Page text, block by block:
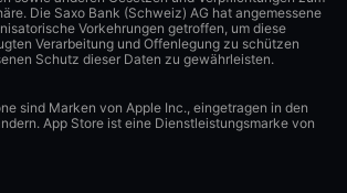
Die Saxo Bank (Schweiz) AG hat angemessene
Vorkehrungen getroffen, um diese
Verarbeitung und Offenlegung zu schützen
Schutz dieser Daten zu gewährleisten.
sind Marken von Apple Inc., eingetragen in den
App Store ist eine Dienstleistungsmarke von